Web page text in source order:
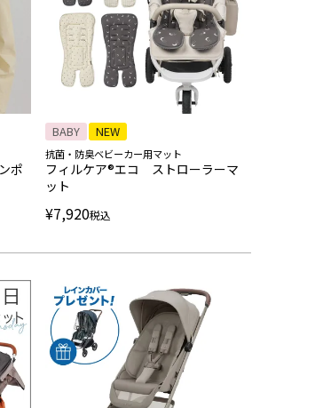
ポ
BABY NEW
抗菌・防臭ベビーカー用マット
フィルケア®エコ ストローラーマ
ット
¥7,920税込